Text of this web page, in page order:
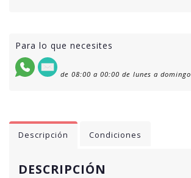
Para lo que necesites
de 08:00 a 00:00 de lunes a domingo
Descripción Condiciones
DESCRIPCIÓN